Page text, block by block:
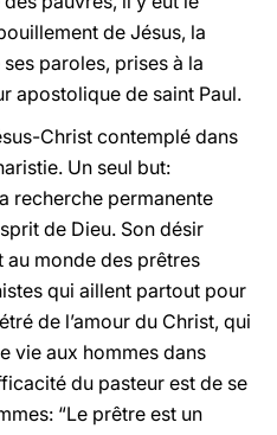
de Jésus, la
paroles, prises à la
apostolique de saint Paul.
Christ contemplé dans
Un seul but:
recherche permanente
de Dieu. Son désir
au monde des prêtres
qui aillent partout pour
de l’amour du Christ, qui
vie aux hommes dans
du pasteur est de se
“Le prêtre est un